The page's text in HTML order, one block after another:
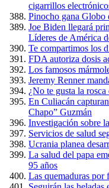
cigarrillos
Pinocho gana Globo
Joe Biden llegará
Líderes de América
Te compartimos los
FDA autoriza dosis
Los famosos
Jeremy Renner
¿No te gusta la rosca
En Culiacán
Chapo” Guzmán
Investigación sobre
Servicios de salud
Ucrania planea
La salud del papa
95 años
Las quemaduras por